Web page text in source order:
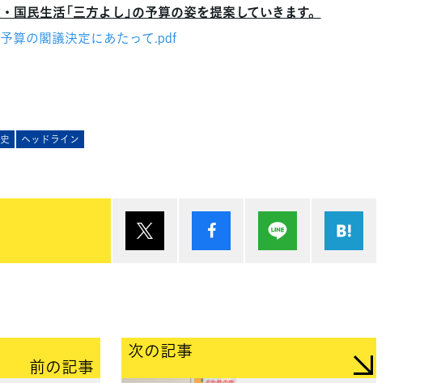
民生活「三方よし」の予算の姿を提案していきます。
予算の閣議決定にあたって.pdf
ヘッドライン
シェア Lineで送る
前の記事
次の記事